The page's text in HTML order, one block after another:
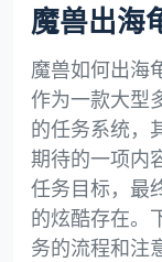
魔兽出海
魔兽如何出海
作为一款大型
的任务系统，
期待的一项内
任务目标，最
的炫酷存在。
务的流程和注